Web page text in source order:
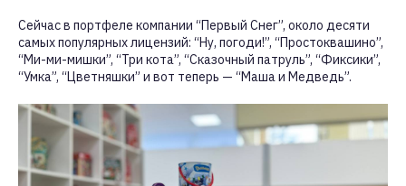
Сейчас в портфеле компании “Первый Снег”, около десяти
самых популярных лицензий: “Ну, погоди!”, “Простоквашино”,
“Ми-ми-мишки”, “Три кота”, “Сказочный патруль”, “Фиксики”,
“Умка”, “Цветняшки” и вот теперь — “Маша и Медведь”.